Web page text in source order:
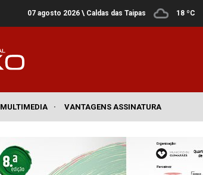
07 agosto 2026 \ Caldas das Taipas 18 ºC
MULTIMEDIA · VANTAGENS ASSINATURA